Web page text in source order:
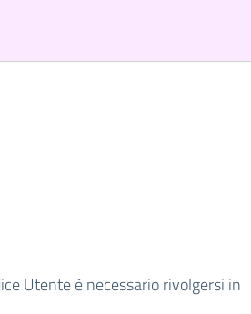
Utente è necessario rivolgersi in